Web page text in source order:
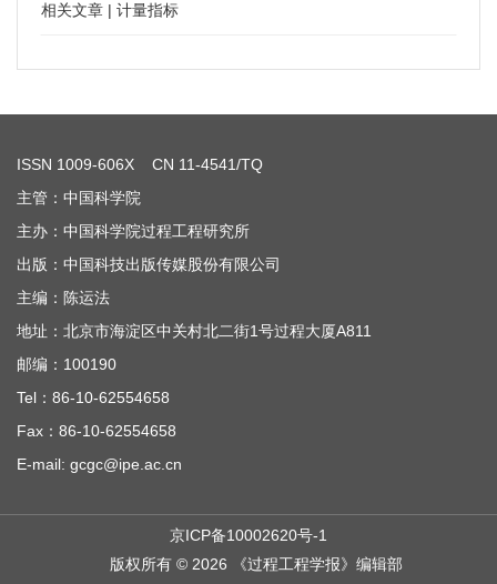
相关文章 | 计量指标
ISSN 1009-606X CN 11-4541/TQ
主管：中国科学院
主办：中国科学院过程工程研究所
出版：中国科技出版传媒股份有限公司
主编：陈运法
地址：北京市海淀区中关村北二街1号过程大厦A811
邮编：100190
Tel：86-10-62554658
Fax：86-10-62554658
E-mail: gcgc@ipe.ac.cn
京ICP备10002620号-1
版权所有 © 2026 《过程工程学报》编辑部